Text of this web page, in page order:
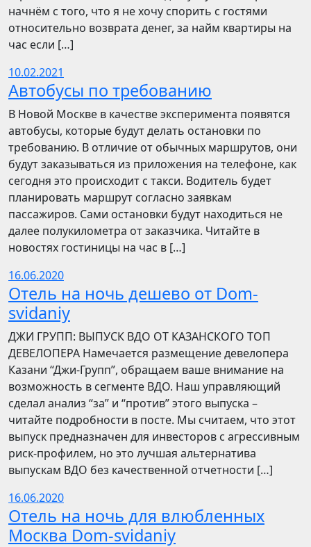
начнём с того, что я не хочу спорить с гостями
относительно возврата денег, за найм квартиры на
час если […]
10.02.2021
Автобусы по требованию
В Новой Москве в качестве эксперимента появятся
автобусы, которые будут делать остановки по
требованию. В отличие от обычных маршрутов, они
будут заказываться из приложения на телефоне, как
сегодня это происходит с такси. Водитель будет
планировать маршрут согласно заявкам
пассажиров. Сами остановки будут находиться не
далее полукилометра от заказчика. Читайте в
новостях гостиницы на час в […]
16.06.2020
Отель на ночь дешево от Dom-
svidaniy
​​ДЖИ ГРУПП: ВЫПУСК ВДО ОТ КАЗАНСКОГО ТОП
ДЕВЕЛОПЕРА Намечается размещение девелопера
Казани “Джи-Групп”, обращаем ваше внимание на
возможность в сегменте ВДО. Наш управляющий
сделал анализ “за” и “против” этого выпуска –
читайте подробности в посте. Мы считаем, что этот
выпуск предназначен для инвесторов с агрессивным
риск-профилем, но это лучшая альтернатива
выпускам ВДО без качественной отчетности […]
16.06.2020
Отель на ночь для влюбленных
Москва Dom-svidaniy